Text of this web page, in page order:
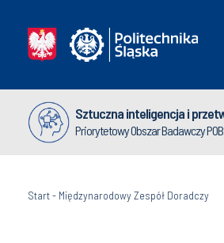
Sztuczna inteligencja i
Priorytetowy Obszar Badawczy
Start- Międzynarodowy Zespół Doradczy